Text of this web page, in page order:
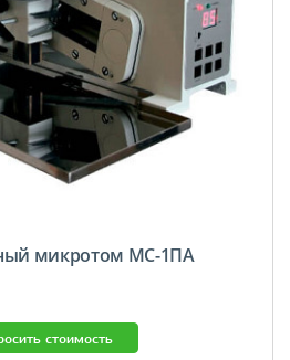
микротом МС-1ПА
стоимость